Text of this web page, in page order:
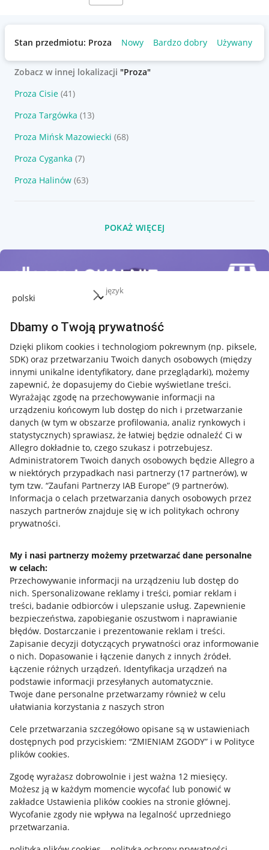
język
Dbamy o Twoją prywatność
Dzięki plikom cookies i technologiom pokrewnym (np. piksele,
SDK) oraz przetwarzaniu Twoich danych osobowych (między
innymi unikalne identyfikatory, dane przeglądarki), możemy
zapewnić, że dopasujemy do Ciebie wyświetlane treści.
Wyrażając zgodę na przechowywanie informacji na
urządzeniu końcowym lub dostęp do nich i przetwarzanie
danych (w tym w obszarze profilowania, analiz rynkowych i
statystycznych) sprawiasz, że łatwiej będzie odnaleźć Ci w
Allegro dokładnie to, czego szukasz i potrzebujesz.
Administratorem Twoich danych osobowych będzie Allegro a
w niektórych przypadkach nasi partnerzy (17 partnerów), w
tym tzw. “Zaufani Partnerzy IAB Europe” (9 partnerów).
Informacja o celach przetwarzania danych osobowych przez
naszych partnerów znajduje się w ich politykach ochrony
prywatności.
My i nasi partnerzy możemy przetwarzać dane personalne
w celach:
Przechowywanie informacji na urządzeniu lub dostęp do
nich. Spersonalizowane reklamy i treści, pomiar reklam i
treści, badanie odbiorców i ulepszanie usług. Zapewnienie
bezpieczeństwa, zapobieganie oszustwom i naprawianie
błędów. Dostarczanie i prezentowanie reklam i treści.
Zapisanie decyzji dotyczących prywatności oraz informowanie
o nich. Dopasowanie i łączenie danych z innych źródeł.
Łączenie różnych urządzeń. Identyfikacja urządzeń na
podstawie informacji przesyłanych automatycznie.
Twoje dane personalne przetwarzamy również w celu
ułatwiania korzystania z naszych stron
Cele przetwarzania szczegółowo opisane są w ustawieniach
dostępnych pod przyciskiem: “ZMIENIAM ZGODY” i w Polityce
plików cookies.
Zgodę wyrażasz dobrowolnie i jest ważna 12 miesięcy.
Możesz ją w każdym momencie wycofać lub ponowić w
zakładce Ustawienia plików cookies na stronie głównej.
Wycofanie zgody nie wpływa na legalność uprzedniego
przetwarzania.
Stan przedmiotu: Proza Nowy Bardzo dobry Używany
Zobacz w innej lokalizacji "Proza"
Proza Cisie (41)
Proza Targówka (13)
Proza Mińsk Mazowiecki (68)
Proza Cyganka (7)
Proza Halinów (63)
POKAŻ WIĘCEJ
Przydatne informacje
Jak to działa
Allegro Gadane dla sprzedających
Allegro Gadane dla kupujących
Mapa miejscowości
Informacje prawne
Regulamin
Polityka plików "cookies"
Ustawienia plików "cookies"
Udostępnianie lokalizacji
Informacje dla Aktu o Usługach Cyfrowych
Pobierz aplikację